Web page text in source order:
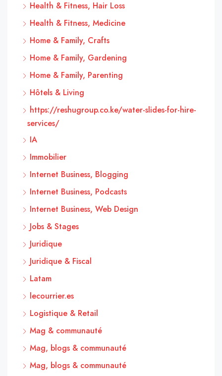
Health & Fitness, Hair Loss
Health & Fitness, Medicine
Home & Family, Crafts
Home & Family, Gardening
Home & Family, Parenting
Hôtels & Living
https://reshugroup.co.ke/water-slides-for-hire-
services/
IA
Immobilier
Internet Business, Blogging
Internet Business, Podcasts
Internet Business, Web Design
Jobs & Stages
Juridique
Juridique & Fiscal
Latam
lecourrier.es
Logistique & Retail
Mag & communauté
Mag, blogs & communauté
Mag, blogs & communauté